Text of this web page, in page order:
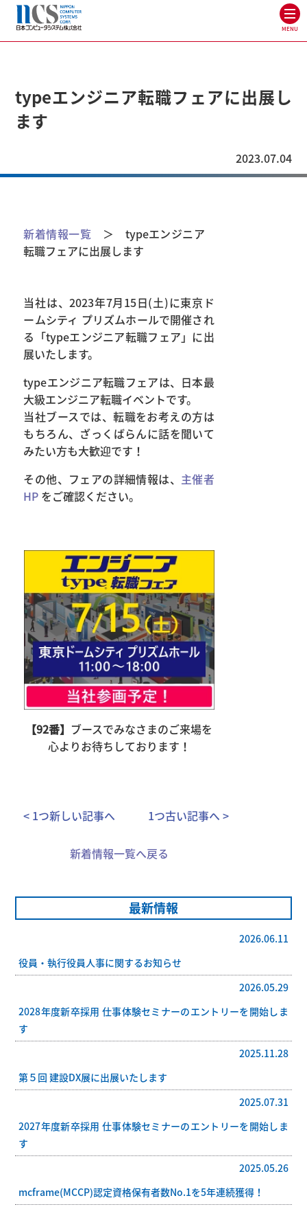
MENU
typeエンジニア転職フェアに出展し
ます
2023.07.04
新着情報一覧 ＞ typeエンジニア
転職フェアに出展します
当社は、2023年7月15日(土)に東京ド
ームシティ プリズムホールで開催され
る「typeエンジニア転職フェア」に出
展いたします。
typeエンジニア転職フェアは、日本最
大級エンジニア転職イベントです。
当社ブースでは、転職をお考えの方は
もちろん、ざっくばらんに話を聞いて
みたい方も大歓迎です！
その他、フェアの詳細情報は、 主催者
HP をご確認ください。
【92番】 ブースでみなさまのご来場を
心よりお待ちしております！
< 1つ新しい記事へ 1つ古い記事へ >
新着情報一覧へ戻る
最新情報
2026.06.11
役員・執行役員人事に関するお知らせ
2026.05.29
2028年度新卒採用 仕事体験セミナーのエントリーを開始しま
す
2025.11.28
第５回 建設DX展に出展いたします
2025.07.31
2027年度新卒採用 仕事体験セミナーのエントリーを開始しま
す
2025.05.26
mcframe(MCCP)認定資格保有者数No.1を5年連続獲得！